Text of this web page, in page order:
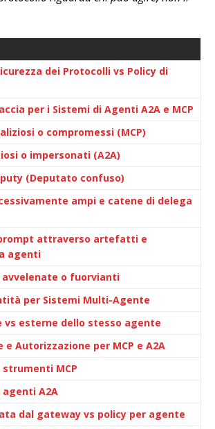
dei Protocolli vs Policy di
per i Sistemi di Agenti A2A e MCP
o compromessi (MCP)
o impersonati (A2A)
(Deputato confuso)
ampi e catene di delega
attraverso artefatti e
agenti
avvelenate o fuorvianti
per Sistemi Multi-Agente
vs esterne dello stesso agente
Autorizzazione per MCP e A2A
MCP
A2A
dal gateway vs policy per agente